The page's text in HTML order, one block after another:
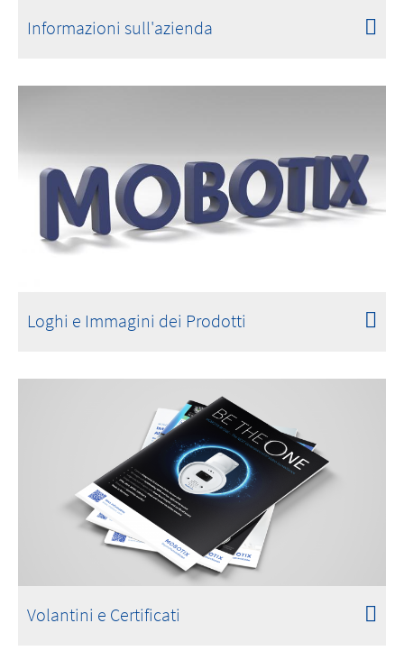
Informazioni sull'azienda
Loghi e Immagini dei Prodotti
Volantini e Certificati